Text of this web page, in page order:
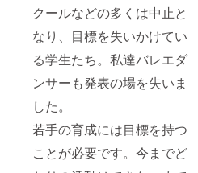
クールなどの多くは中止と
なり、目標を失いかけてい
る学生たち。私達バレエダ
ンサーも発表の場を失いま
した。
若手の育成には目標を持つ
ことが必要です。今までど